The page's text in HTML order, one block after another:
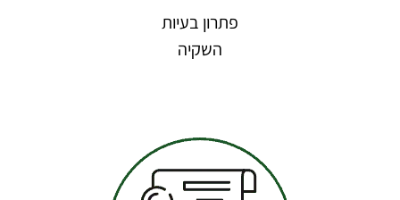
פתרון בעיות
השקיה